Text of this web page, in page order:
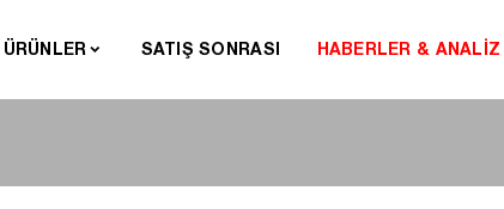
ÜRÜNLER SATIŞ SONRASI HABERLER & ANALİZ